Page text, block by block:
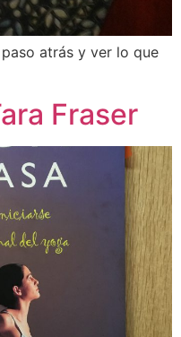
atrás y ver lo que
Fraser